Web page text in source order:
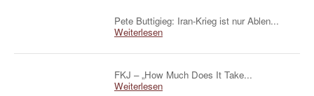
Pete Buttigieg: Iran-Krieg ist nur Ablen...
Weiterlesen
FKJ – „How Much Does It Take...
Weiterlesen